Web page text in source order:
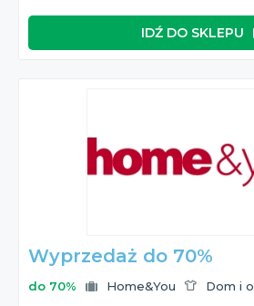
IDŹ DO SKLEPU
Wyprzedaż do 70%
do 70% Home&You Dom i